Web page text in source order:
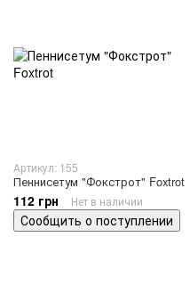
Артикул: 155
Пеннисетум "Фокстрот" Foxtrot
112 грн Нет в наличии
Сообщить о поступлении